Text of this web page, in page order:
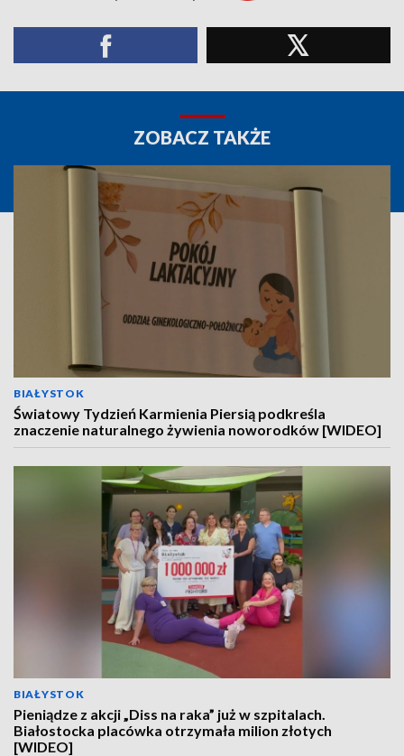
ZOBACZ TAKŻE
BIAŁYSTOK
Światowy Tydzień Karmienia Piersią podkreśla
znaczenie naturalnego żywienia noworodków [WIDEO]
BIAŁYSTOK
Pieniądze z akcji „Diss na raka” już w szpitalach.
Białostocka placówka otrzymała milion złotych
[WIDEO]